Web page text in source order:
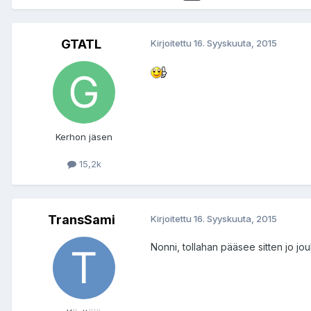
GTATL
Kerhon jäsen
15,2k
Kirjoitettu 16. Syyskuuta, 2015
TransSami Kirjoitettu 16. Syyskuuta, 2015
Nonni, tollahan pääsee sitten jo